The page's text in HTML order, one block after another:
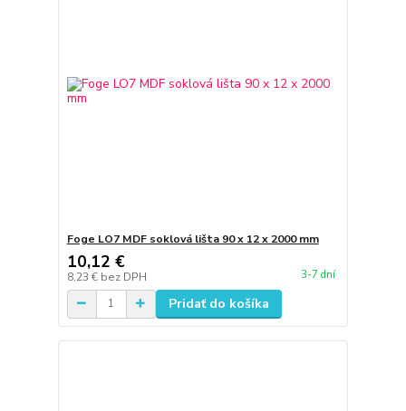
Foge LO7 MDF soklová lišta 90 x 12 x 2000 mm
10,12 €
8,23 € bez DPH 3-7 dní
Pridať do košíka